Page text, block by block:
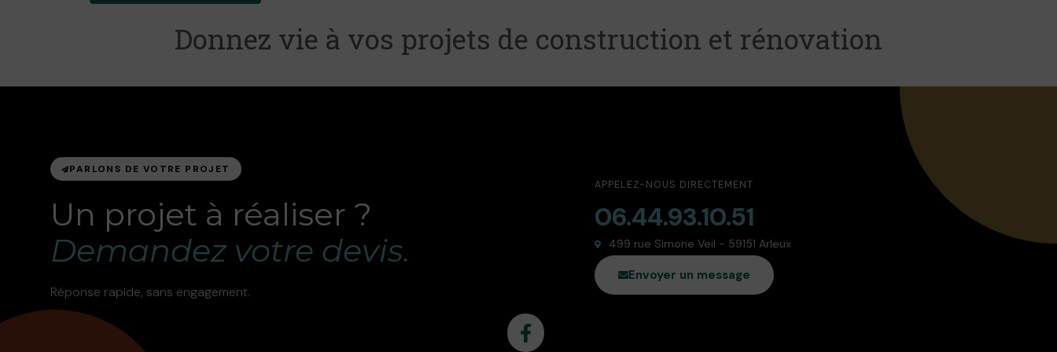
Donnez vie à vos projets de construction et rénovation
PARLONS DE VOTRE PROJET
Un projet à réaliser ?
Demandez votre devis.
Réponse rapide, sans engagement.
APPELEZ-NOUS DIRECTEMENT
06.44.93.10.51
499 rue Simone Veil - 59151 Arleux
Envoyer un message